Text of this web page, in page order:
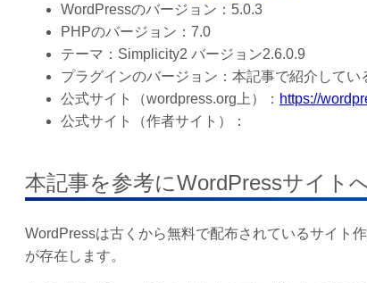
WordPressのバージョン：5.0.3
PHPのバージョン：7.0
テーマ：Simplicity2 バージョン2.6.0.9
プラグインのバージョン：本記事で紹介して
公式サイト（wordpress.org上）： https://
公式サイト（作者サイト）：
本記事を参考にWordPressサイト
WordPressは古くから無料で配布されているサイト
が存在します。